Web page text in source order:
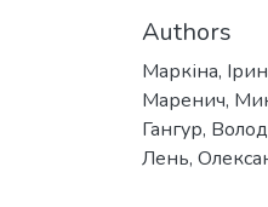
Authors
Маркіна,
Маренич,
Гангур,
Лень,